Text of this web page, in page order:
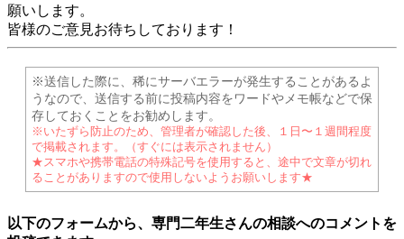
願いします。
皆様のご意見お待ちしております！
※送信した際に、稀にサーバエラーが発生することがあるよ
うなので、送信する前に投稿内容をワードやメモ帳などで保
存しておくことをお勧めします。
※いたずら防止のため、管理者が確認した後、１日〜１週間程度
で掲載されます。（すぐには表示されません）
★スマホや携帯電話の特殊記号を使用すると、途中で文章が切れ
ることがありますので使用しないようお願いします★
以下のフォームから、専門二年生さんの相談へのコメントを